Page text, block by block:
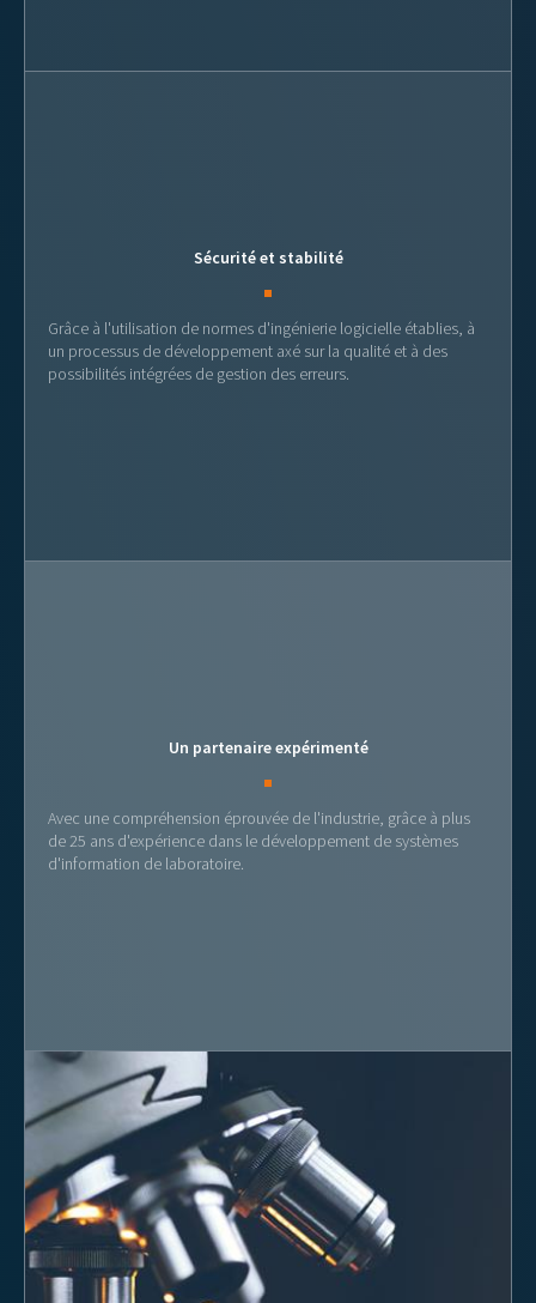
Sécurité et stabilité
Grâce à l'utilisation de normes d'ingénierie logicielle établies, à
un processus de développement axé sur la qualité et à des
possibilités intégrées de gestion des erreurs.
Un partenaire expérimenté
Avec une compréhension éprouvée de l'industrie, grâce à plus
de 25 ans d'expérience dans le développement de systèmes
d'information de laboratoire.